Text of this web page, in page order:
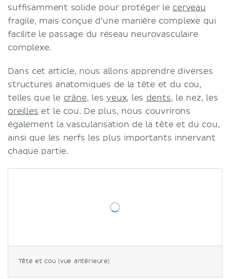
Tête et cou (vue antérieure)
suffisamment solide pour protéger le cerveau
fragile, mais conçue d’une manière complexe qui
facilite le passage du réseau neurovasculaire
complexe.
Dans cet article, nous allons apprendre diverses
structures anatomiques de la tête et du cou,
telles que le crâne, lesyeux, les dents, le nez, les
oreilles et le cou. De plus, nous couvrirons
également la vascularisation de la tête et du cou,
ainsi que les nerfs les plus importants innervant
chaque partie.